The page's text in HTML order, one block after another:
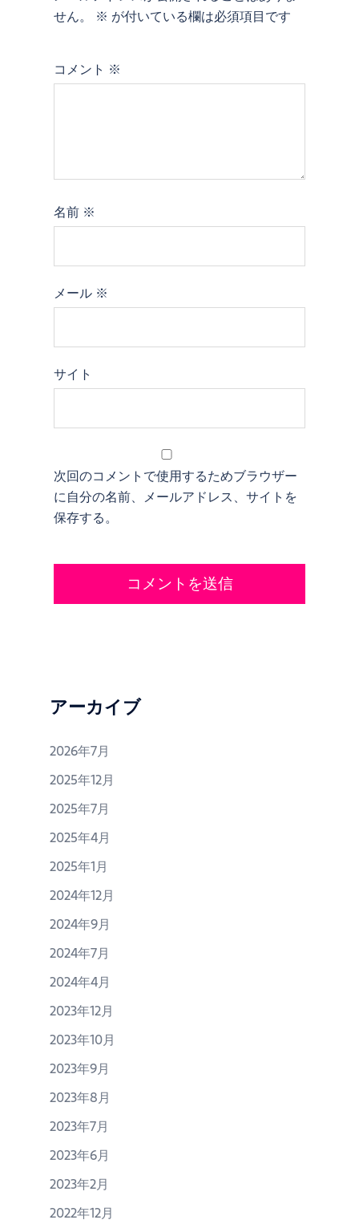
せん。
※ が付いている欄は必須項目です
コメント ※
名前 ※
メール ※
サイト
次回のコメントで使用するためブラウザー
に自分の名前、メールアドレス、サイトを
保存する。
アーカイブ
2026年7月
2025年12月
2025年7月
2025年4月
2025年1月
2024年12月
2024年9月
2024年7月
2024年4月
2023年12月
2023年10月
2023年9月
2023年8月
2023年7月
2023年6月
2023年2月
2022年12月